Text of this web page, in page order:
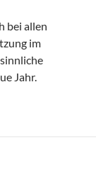
bei allen
im
Jahr.